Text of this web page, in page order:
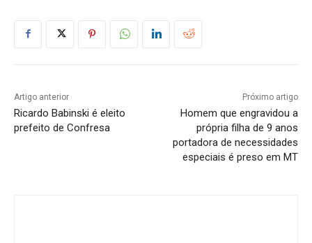
Artigo anterior
Ricardo Babinski é eleito
prefeito de Confresa
Próximo artigo
Homem que engravidou a
própria filha de 9 anos
portadora de necessidades
especiais é preso em MT